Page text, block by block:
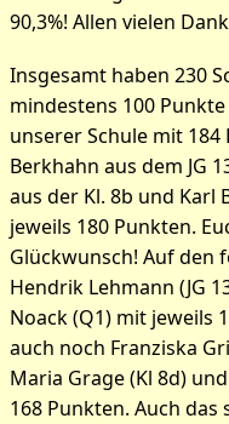
90,3%! Allen vielen
Insgesamt haben 230
mindestens 100
unserer Schule mit
Berkhahn aus dem JG
aus der Kl. 8b und Karl
jeweils 180 Punkten.
Glückwunsch! Auf den
Hendrik Lehmann (JG
Noack (Q1) mit jeweils
auch noch Franziska
Maria Grage (Kl 8d)
168 Punkten. Auch das